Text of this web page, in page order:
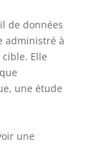
de données
administré à
Elle
une étude
une